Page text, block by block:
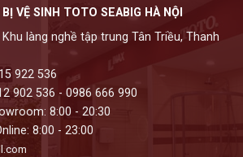
VỆ SINH TOTO SEABIG HÀ NỘI
làng nghề tập trung Tân Triều, Thanh
922 536
902 536 - 0986 666 990
8:00 - 20:30
8:00 - 23:00